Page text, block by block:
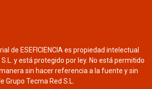
de ESEFICIENCIA es propiedad intelectual
y está protegido por ley. No está permitido
sin hacer referencia a la fuente y sin
Grupo Tecma Red S.L.